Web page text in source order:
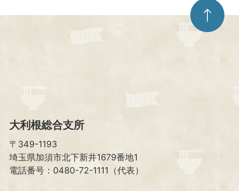
ペ
ー
ジ
大利根総合支所
〒349-1193
埼玉県加須市北下新井1679番地1
電話番号：0480-72-1111（代表）